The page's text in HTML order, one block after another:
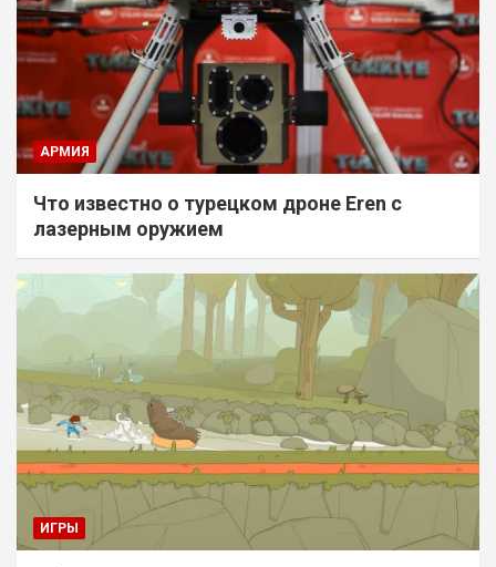
АРМИЯ
Что известно о турецком дроне Eren с
лазерным оружием
ИГРЫ